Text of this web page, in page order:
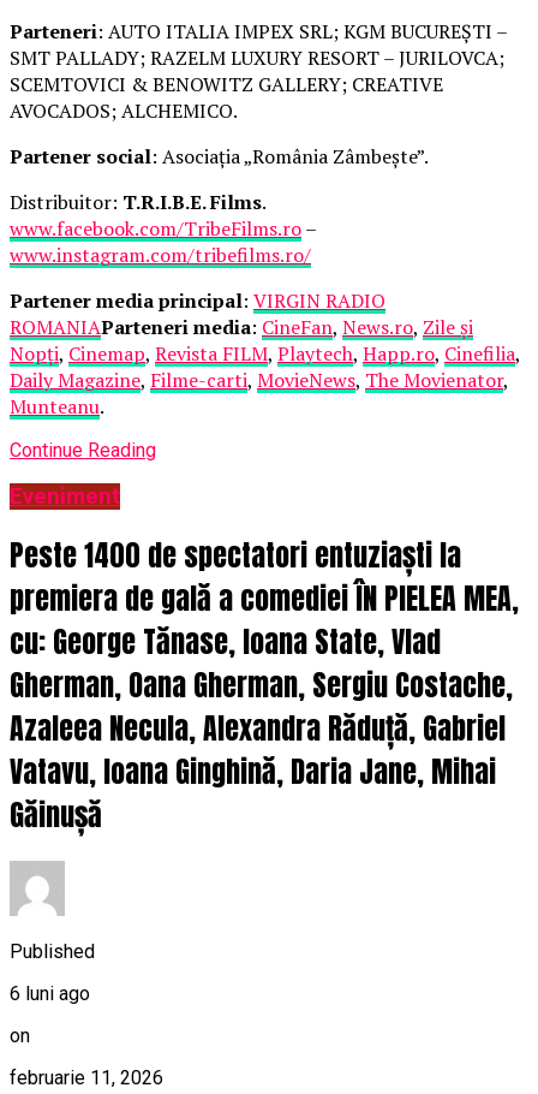
Parteneri: AUTO ITALIA IMPEX SRL; KGM BUCUREȘTI –
SMT PALLADY; RAZELM LUXURY RESORT – JURILOVCA;
SCEMTOVICI & BENOWITZ GALLERY; CREATIVE
AVOCADOS; ALCHEMICO.
Partener social: Asociația „România Zâmbește”.
Distribuitor: T.R.I.B.E. Films.
www.facebook.com/TribeFilms.ro–
www.instagram.com/tribefilms.ro/
Partener media principal: VIRGIN RADIO
ROMANIAParteneri media: CineFan, News.ro, Zile și
Nopți, Cinemap, Revista FILM, Playtech, Happ.ro, Cinefilia,
Daily Magazine, Filme-carti, MovieNews, The Movienator,
Munteanu.
Continue Reading
Eveniment
Peste 1400 de spectatori entuziaști la
premiera de gală a comediei ÎN PIELEA MEA,
cu: George Tănase, Ioana State, Vlad
Gherman, Oana Gherman, Sergiu Costache,
Azaleea Necula, Alexandra Răduță, Gabriel
Vatavu, Ioana Ginghină, Daria Jane, Mihai
Găinușă
Published
6 luni ago
on
februarie 11, 2026